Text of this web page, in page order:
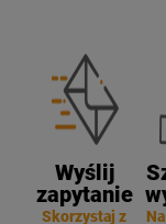
Wyślij
zapytanie
Skorzystaj z